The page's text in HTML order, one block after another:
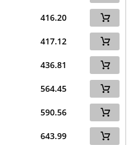
416.20
417.12
436.81
564.45
590.56
643.99